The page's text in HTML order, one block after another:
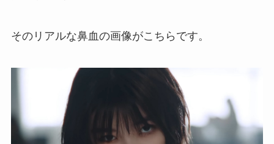
そのリアルな鼻血の画像がこちらです。